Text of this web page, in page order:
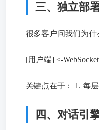
三、独立部
很多客户问我们为什
[用户端] <-
关键点在于： 1. 每
四、对话引